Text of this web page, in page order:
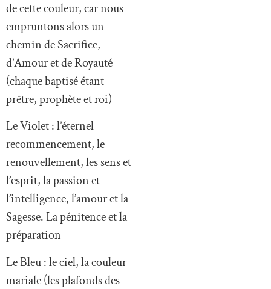
de cette couleur, car nous
empruntons alors un
chemin de Sacrifice,
d’Amour et de Royauté
(chaque baptisé étant
prêtre, prophète et roi)
Le Violet : l’éternel
recommencement, le
renouvellement, les sens et
l’esprit, la passion et
l’intelligence, l’amour et la
Sagesse. La pénitence et la
préparation
Le Bleu : le ciel, la couleur
mariale (les plafonds des